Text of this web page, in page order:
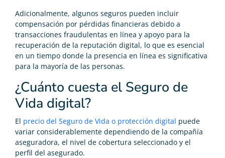
Adicionalmente, algunos seguros pueden incluir
compensación por pérdidas financieras debido a
transacciones fraudulentas en línea y apoyo para la
recuperación de la reputación digital, lo que es esencial
en un tiempo donde la presencia en línea es significativa
para la mayoría de las personas.
¿Cuánto cuesta el Seguro de
Vida digital?
El precio del Seguro de Vida o protección digital puede
variar considerablemente dependiendo de la compañía
aseguradora, el nivel de cobertura seleccionado y el
perfil del asegurado.